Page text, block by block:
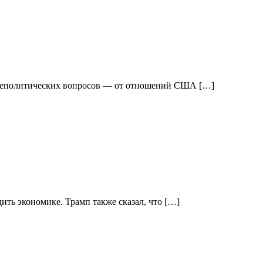
вопросов — от отношений США […]
экономике. Трамп также сказал, что […]